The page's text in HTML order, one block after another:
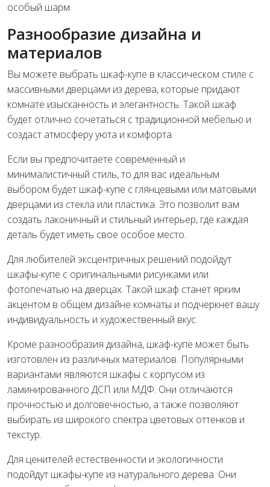
особый шарм.
Разнообразие дизайна и
материалов
Вы можете выбрать шкаф-купе в классическом стиле с
массивными дверцами из дерева, которые придают
комнате изысканность и элегантность. Такой шкаф
будет отлично сочетаться с традиционной мебелью и
создаст атмосферу уюта и комфорта.
Если вы предпочитаете современный и
минималистичный стиль, то для вас идеальным
выбором будет шкаф-купе с глянцевыми или матовыми
дверцами из стекла или пластика. Это позволит вам
создать лаконичный и стильный интерьер, где каждая
деталь будет иметь свое особое место.
Для любителей эксцентричных решений подойдут
шкафы-купе с оригинальными рисунками или
фотопечатью на дверцах. Такой шкаф станет ярким
акцентом в общем дизайне комнаты и подчеркнет вашу
индивидуальность и художественный вкус.
Кроме разнообразия дизайна, шкаф-купе может быть
изготовлен из различных материалов. Популярными
вариантами являются шкафы с корпусом из
ламинированного ДСП или МДФ. Они отличаются
прочностью и долговечностью, а также позволяют
выбирать из широкого спектра цветовых оттенков и
текстур.
Для ценителей естественности и экологичности
подойдут шкафы-купе из натурального дерева. Они